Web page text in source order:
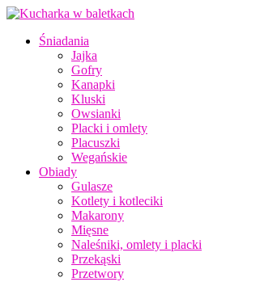
Śniadania
Jajka
Gofry
Kanapki
Kluski
Owsianki
Placki i omlety
Placuszki
Wegańskie
Obiady
Gulasze
Kotlety i kotleciki
Makarony
Mięsne
Naleśniki, omlety i placki
Przekąski
Przetwory